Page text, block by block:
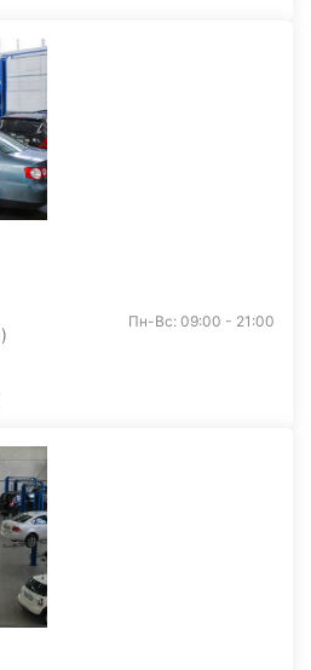
Пн-Вс: 09:00 - 21:00